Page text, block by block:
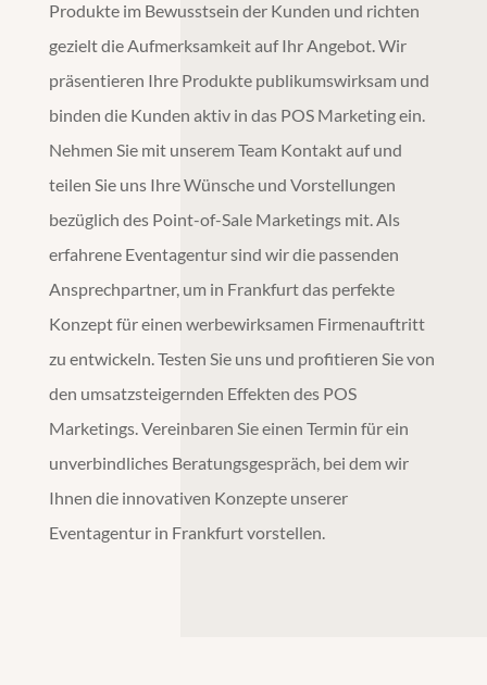
Produkte im Bewusstsein der Kunden und richten
gezielt die Aufmerksamkeit auf Ihr Angebot. Wir
präsentieren Ihre Produkte publikumswirksam und
binden die Kunden aktiv in das POS Marketingein.
Nehmen Sie mit unserem Team Kontakt auf und
teilen Sie uns Ihre Wünsche und Vorstellungen
bezüglich des Point-of-Sale Marketingsmit. Als
erfahrene Eventagentursind wir die passenden
Ansprechpartner, um in Frankfurtdas perfekte
Konzept für einen werbewirksamen Firmenauftritt
zu entwickeln. Testen Sie uns und profitieren Sie von
den umsatzsteigernden Effekten des POS
Marketings. Vereinbaren Sie einen Termin für ein
unverbindliches Beratungsgespräch, bei dem wir
Ihnen die innovativen Konzepte unserer
Eventagenturin Frankfurtvorstellen.